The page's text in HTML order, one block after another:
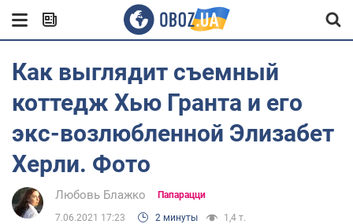
Как выглядит съемный
коттедж Хью Гранта и его
экс-возлюбленной Элизабет
Херли. Фото
Любовь Блажко Папарацци
7.06.2021 17:23 2 минуты 1,4 т.